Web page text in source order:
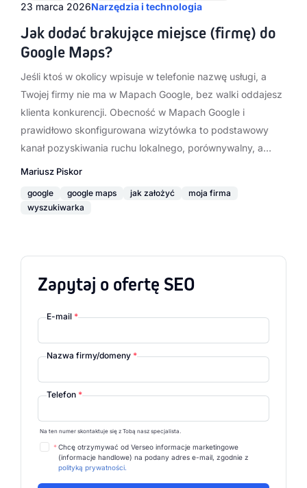
Zapytaj o ofertę SEO
E-mail *
Nazwa firmy/domeny *
Telefon *
Na ten numer skontaktuje się z Tobą nasz specjalista.
Chcę otrzymywać od Verseo informacje marketingowe
(informacje handlowe) na podany adres e-mail, zgodnie z
polityką prywatności.
*
23 marca 2026Narzędzia i technologia
Jak dodać brakujące miejsce (firmę) do
Google Maps?
Jeśli ktoś w okolicy wpisuje w telefonie nazwę usługi, a
Twojej firmy nie ma w Mapach Google, bez walki oddajesz
klienta konkurencji. Obecność w Mapach Google i
prawidłowo skonfigurowana wizytówka to podstawowy
kanał pozyskiwania ruchu lokalnego, porównywalny, a…
Mariusz Piskor
google google maps jak założyć
moja firma
wyszukiwarka